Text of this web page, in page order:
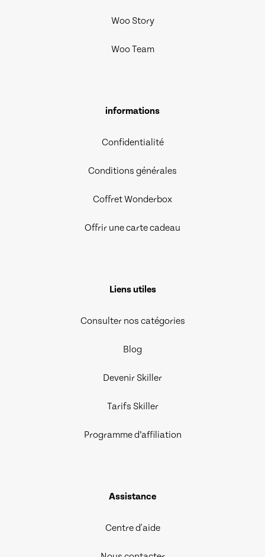
Woo Story
Woo Team
informations
Confidentialité
Conditions générales
Coffret Wonderbox
Offrir une carte cadeau
Liens utiles
Consulter nos catégories
Blog
Devenir Skiller
Tarifs Skiller
Programme d’affiliation
Assistance
Centre d'aide